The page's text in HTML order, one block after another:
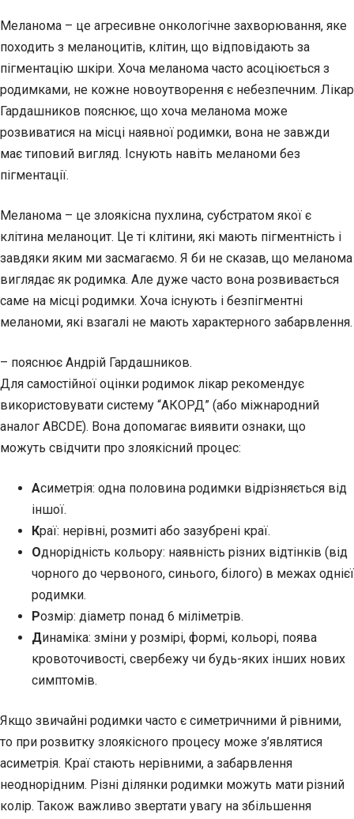
Меланома – це агресивне онкологічне захворювання, яке
походить з меланоцитів, клітин, що відповідають за
пігментацію шкіри. Хоча меланома часто асоціюється з
родимками, не кожне новоутворення є небезпечним. Лікар
Гардашников пояснює, що хоча меланома може
розвиватися на місці наявної родимки, вона не завжди
має типовий вигляд. Існують навіть меланоми без
пігментації.
Меланома – це злоякісна пухлина, субстратом якої є
клітина меланоцит. Це ті клітини, які мають пігментність і
завдяки яким ми засмагаємо. Я би не сказав, що меланома
виглядає як родимка. Але дуже часто вона розвивається
саме на місці родимки. Хоча існують і безпігментні
меланоми, які взагалі не мають характерного забарвлення.
– пояснює Андрій Гардашников.
Для самостійної оцінки родимок лікар рекомендує
використовувати систему “АКОРД” (або міжнародний
аналог ABCDE). Вона допомагає виявити ознаки, що
можуть свідчити про злоякісний процес:
Асиметрія: одна половина родимки відрізняється від
іншої.
Краї: нерівні, розмиті або зазубрені краї.
Однорідність кольору: наявність різних відтінків (від
чорного до червоного, синього, білого) в межах однієї
родимки.
Розмір: діаметр понад 6 міліметрів.
Динаміка: зміни у розмірі, формі, кольорі, поява
кровоточивості, свербежу чи будь-яких інших нових
симптомів.
Якщо звичайні родимки часто є симетричними й рівними,
то при розвитку злоякісного процесу може з’являтися
асиметрія. Краї стають нерівними, а забарвлення
неоднорідним. Різні ділянки родимки можуть мати різний
колір. Також важливо звертати увагу на збільшення